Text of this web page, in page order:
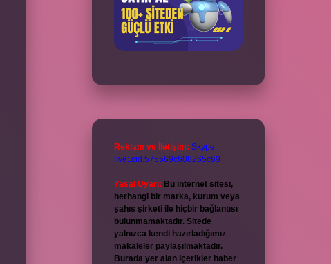
Reklam ve İletişim: Skype:
live:.cid.575569c608265c69
Yasal Uyarı: Bu internet sitesi,
herhangi bir marka, kurum veya
şahıs şirketi ile hiçbir bağlantısı
bulunmamaktadır. Sitede
yalnızca kendi hazırladığımız
makaleler paylaşılmaktadır.
Burada yer alan içerikler haber